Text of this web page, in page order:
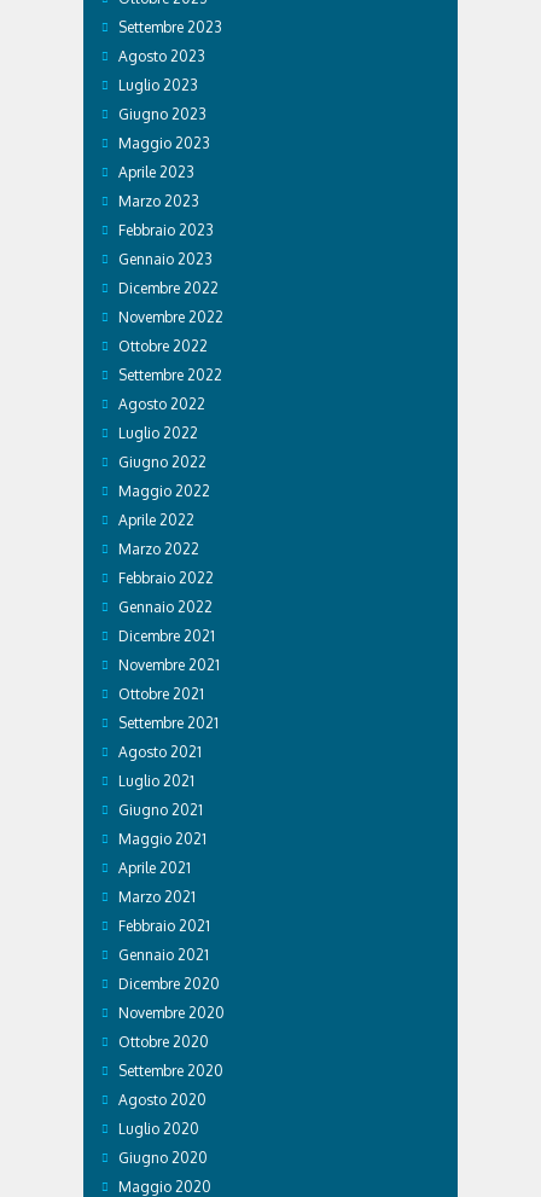
Settembre 2023
Agosto 2023
Luglio 2023
Giugno 2023
Maggio 2023
Aprile 2023
Marzo 2023
Febbraio 2023
Gennaio 2023
Dicembre 2022
Novembre 2022
Ottobre 2022
Settembre 2022
Agosto 2022
Luglio 2022
Giugno 2022
Maggio 2022
Aprile 2022
Marzo 2022
Febbraio 2022
Gennaio 2022
Dicembre 2021
Novembre 2021
Ottobre 2021
Settembre 2021
Agosto 2021
Luglio 2021
Giugno 2021
Maggio 2021
Aprile 2021
Marzo 2021
Febbraio 2021
Gennaio 2021
Dicembre 2020
Novembre 2020
Ottobre 2020
Settembre 2020
Agosto 2020
Luglio 2020
Giugno 2020
Maggio 2020